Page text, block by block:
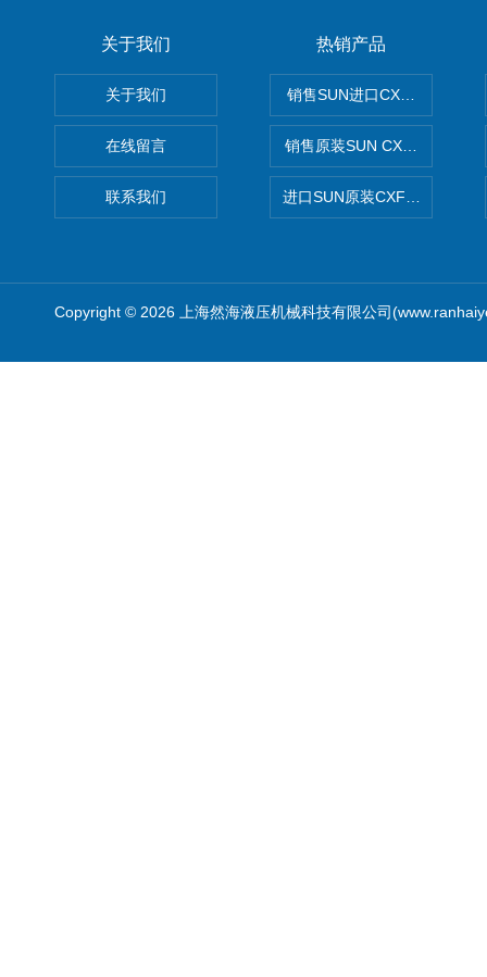
关于我们
关于我们
在线留言
联系我们
热销产品
销售SUN进口CXGDXCN插
销售原装SUN CXJAXCN全
进口SUN原装CXFAXCN导压
Copyright © 2026 上海然海液压机械科技有限公司